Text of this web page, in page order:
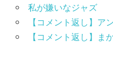
私が嫌いなジャズ
【コメント返し】ア
【コメント返し】ま